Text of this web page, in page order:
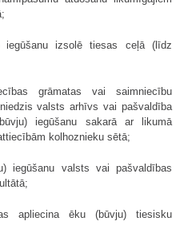
izsolē tiesas ceļā (līdz
grāmatas vai saimniecību
valsts arhīvs vai pašvaldība
iegūšanu sakarā ar likumā
kolhoznieku sētā;
iegūšanu valsts vai pašvaldības
apliecina ēku (būvju) tiesisku